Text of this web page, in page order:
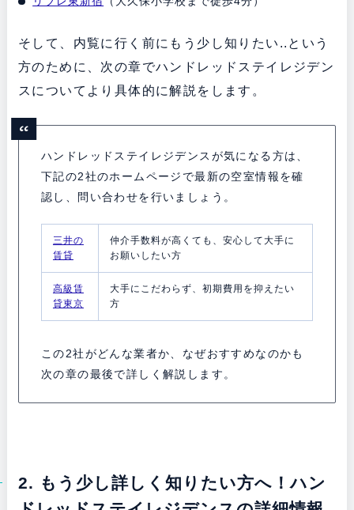
そして、内覧に行く前にもう少し知りたい..という
方のために、次の章でハンドレッドステイレジデン
スについてより具体的に解説をします。
ハンドレッドステイレジデンスが気になる方は、
下記の2社のホームページで最新の空室情報を確
認し、問い合わせを行いましょう。
三井の
賃貸
仲介手数料が高くても、安心して大手に
お願いしたい方
高級賃
貸東京
大手にこだわらず、初期費用を抑えたい
方
この2社がどんな業者か、なぜおすすめなのかも
次の章の最後で詳しく解説します。
2. もう少し詳しく知りたい方へ！ハン